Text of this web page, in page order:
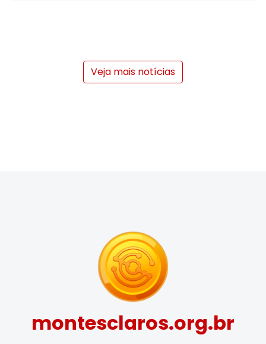
Veja mais notícias
montesclaros.org.br